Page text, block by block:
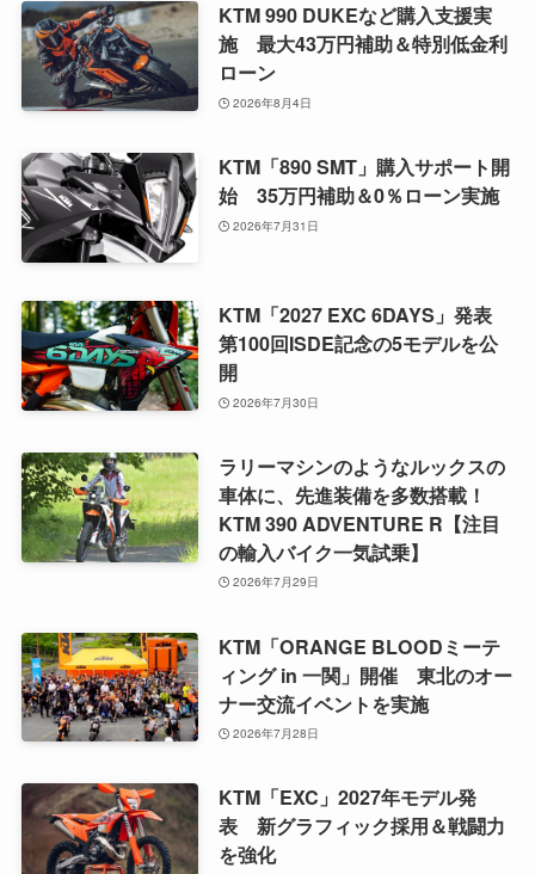
KTM 990 DUKEなど購入支援実
施 最大43万円補助＆特別低金利
ローン
2026年8月4日
KTM「890 SMT」購入サポート開
始 35万円補助＆0％ローン実施
2026年7月31日
KTM「2027 EXC 6DAYS」発表
第100回ISDE記念の5モデルを公
開
2026年7月30日
ラリーマシンのようなルックスの
車体に、先進装備を多数搭載！
KTM 390 ADVENTURE R【注目
の輸入バイク一気試乗】
2026年7月29日
KTM「ORANGE BLOODミーテ
ィング in 一関」開催 東北のオー
ナー交流イベントを実施
2026年7月28日
KTM「EXC」2027年モデル発
表 新グラフィック採用＆戦闘力
を強化